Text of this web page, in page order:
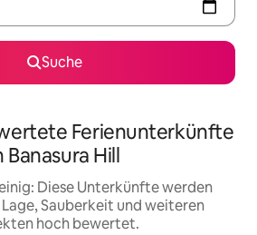
Suche
Ferienunterkünfte
Banasura Hill
Diese Unterkünfte werden
Sauberkeit und weiteren
hoch bewertet.